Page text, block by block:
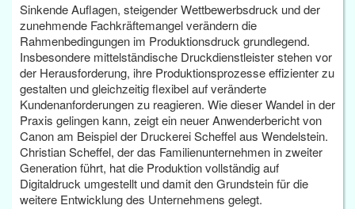
Sinkende Auflagen, steigender Wettbewerbsdruck und der
zunehmende Fachkräftemangel verändern die
Rahmenbedingungen im Produktionsdruck grundlegend.
Insbesondere mittelständische Druckdienstleister stehen vor
der Herausforderung, ihre Produktionsprozesse effizienter zu
gestalten und gleichzeitig flexibel auf veränderte
Kundenanforderungen zu reagieren. Wie dieser Wandel in der
Praxis gelingen kann, zeigt ein neuer Anwenderbericht von
Canon am Beispiel der Druckerei Scheffel aus Wendelstein.
Christian Scheffel, der das Familienunternehmen in zweiter
Generation führt, hat die Produktion vollständig auf
Digitaldruck umgestellt und damit den Grundstein für die
weitere Entwicklung des Unternehmens gelegt.